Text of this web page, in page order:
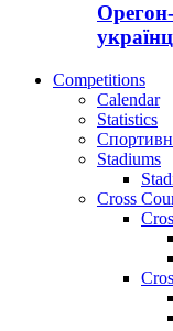
Competitions
Calendar
Statistics
Stadiums
Cross